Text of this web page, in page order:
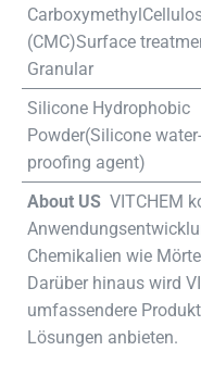
(CMC)Surface
Granular
Silicone Hydrophobic
Powder(Silicone water-
proofing agent)
About US VITCHEM
Chemikalien wie
Darüber hinaus wird
umfassendere
Lösungen anbieten.